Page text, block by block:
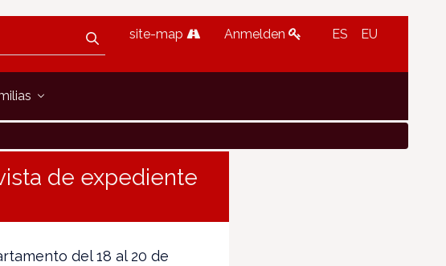
site-map Anmelden ES EU
de expediente
del 18 al 20 de